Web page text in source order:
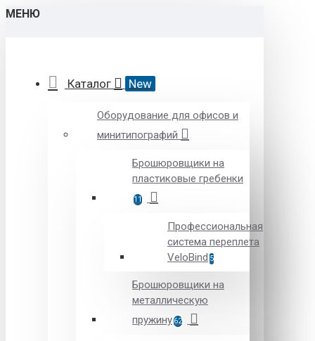
МЕНЮ
Каталог New
Оборудование для офисов и
минитипографий
Брошюровщики на
пластиковые гребенки
11
Профессиональная
система переплета
VeloBind 5
Брошюровщики на
металлическую
пружину62